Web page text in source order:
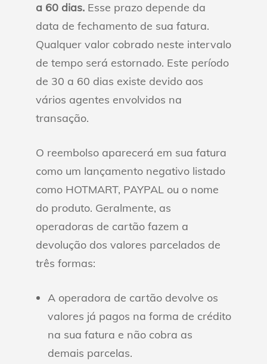
a 60 dias. Esse prazo depende da
data de fechamento de sua fatura.
Qualquer valor cobrado neste intervalo
de tempo será estornado. Este período
de 30 a 60 dias existe devido aos
vários agentes envolvidos na
transação.
O reembolso aparecerá em sua fatura
como um lançamento negativo listado
como HOTMART, PAYPAL ou o nome
do produto. Geralmente, as
operadoras de cartão fazem a
devolução dos valores parcelados de
três formas:
A operadora de cartão devolve os
valores já pagos na forma de crédito
na sua fatura e não cobra as
demais parcelas.